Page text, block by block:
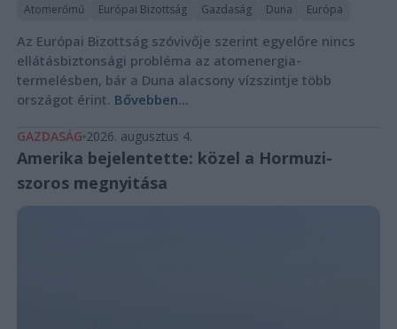
Atomerőmű Európai Bizottság Gazdaság Duna Európa
Az Európai Bizottság szóvivője szerint egyelőre nincs
ellátásbiztonsági probléma az atomenergia-
termelésben, bár a Duna alacsony vízszintje több
országot érint. Bővebben...
GAZDASÁG 2026. augusztus 4.
Amerika bejelentette: közel a Hormuzi-
szoros megnyitása